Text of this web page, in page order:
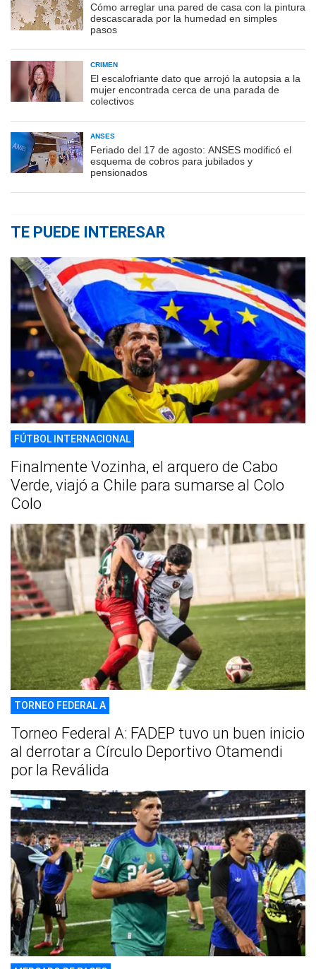
Cómo arreglar una pared de casa con la pintura
descascarada por la humedad en simples
pasos
CRIMEN
El escalofriante dato que arrojó la autopsia a la
mujer encontrada cerca de una parada de
colectivos
ANSES
Feriado del 17 de agosto: ANSES modificó el
esquema de cobros para jubilados y
pensionados
TE PUEDE INTERESAR
FÚTBOL INTERNACIONAL
Finalmente Vozinha, el arquero de Cabo
Verde, viajó a Chile para sumarse al Colo
Colo
TORNEO FEDERAL A
Torneo Federal A: FADEP tuvo un buen inicio
al derrotar a Círculo Deportivo Otamendi
por la Reválida